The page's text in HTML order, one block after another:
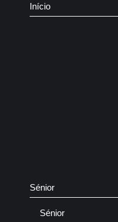
Início
Sénior
Sénior